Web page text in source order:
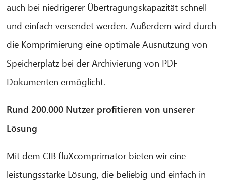
auch bei niedrigerer Übertragungskapazität schnell
und einfach versendet werden. Außerdem wird durch
die Komprimierung eine optimale Ausnutzung von
Speicherplatz bei der Archivierung von PDF-
Dokumenten ermöglicht.
Rund 200.000 Nutzer profitieren von unserer
Lösung
Mit dem CIB fluXcomprimator bieten wir eine
leistungsstarke Lösung, die beliebig und einfach in